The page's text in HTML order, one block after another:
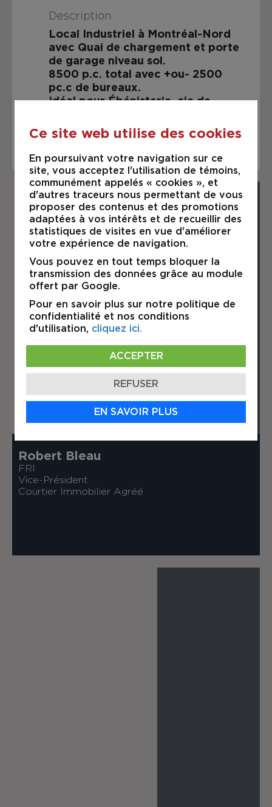
Description
Local Industriel à Montréal-Nord
avec Quai de chargement et porte
de garage niveau sol.
8500 p.c. total avec +ou- 2500
pc.c de bureaux.
Idéal pour Ébénisterie, cie de
Robert Bleau
FRI
Vice-Président
Courtier Immobilier Agréé
Ce site web utilise des cookies
En poursuivant votre navigation sur ce
site, vous acceptez l'utilisation de témoins,
communément appelés « cookies », et
d'autres traceurs nous permettant de vous
proposer des contenus et des promotions
adaptées à vos intérêts et de recueillir des
statistiques de visites en vue d'améliorer
votre expérience de navigation.
Vous pouvez en tout temps bloquer la
transmission des données grâce au module
offert par Google.
Pour en savoir plus sur notre politique de
confidentialité et nos conditions
d'utilisation, cliquez ici.
ACCEPTER
REFUSER
EN SAVOIR PLUS